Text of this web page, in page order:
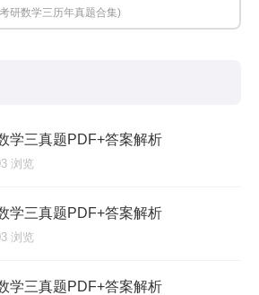
研数学三历年真题合集)
学三真题PDF+答案解析
浏览
学三真题PDF+答案解析
浏览
学三真题PDF+答案解析